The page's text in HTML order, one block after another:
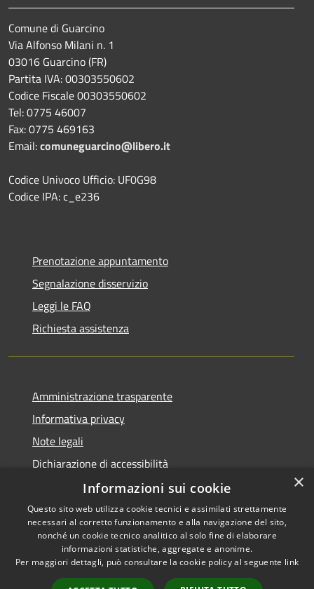
Comune di Guarcino
Via Alfonso Milani n. 1
03016 Guarcino (FR)
Partita IVA: 00303550602
Codice Fiscale 00303550602
Tel: 0775 46007
Fax: 0775 469163
Email:comuneguarcino@libero.it
Codice Univoco Ufficio: UF0G98
Codice IPA: c_e236
Prenotazione appuntamento
Segnalazione disservizio
Leggi le FAQ
Richiesta assistenza
Amministrazione trasparente
Informativa privacy
Note legali
Dichiarazione di accessibilità
Accessibilità
Privacy
Copyright © 2026 • Comune di
Guarcino • Powered by
Municipium•Accesso
redazione
×
Informazioni sui cookie
Questo sito web utilizza cookie tecnici e assimilati strettamente
necessari al corretto funzionamento e alla navigazione del sito,
nonché un cookie tecnico analitico al solo fine di elaborare
informazioni statistiche, aggregate e anonime.
Per maggiori dettagli, può consultare la cookie policy al seguente link